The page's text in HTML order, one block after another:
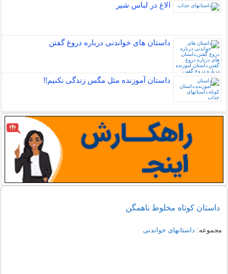
الاغ در لباس شیر
داستان های خواندنی درباره دروغ گفتن
داستان آموزنده مثل مگس زندگی نکنیم!!
داستان کوتاه مخلوط ناهمگن
مجموعه: داستانهای خواندنی